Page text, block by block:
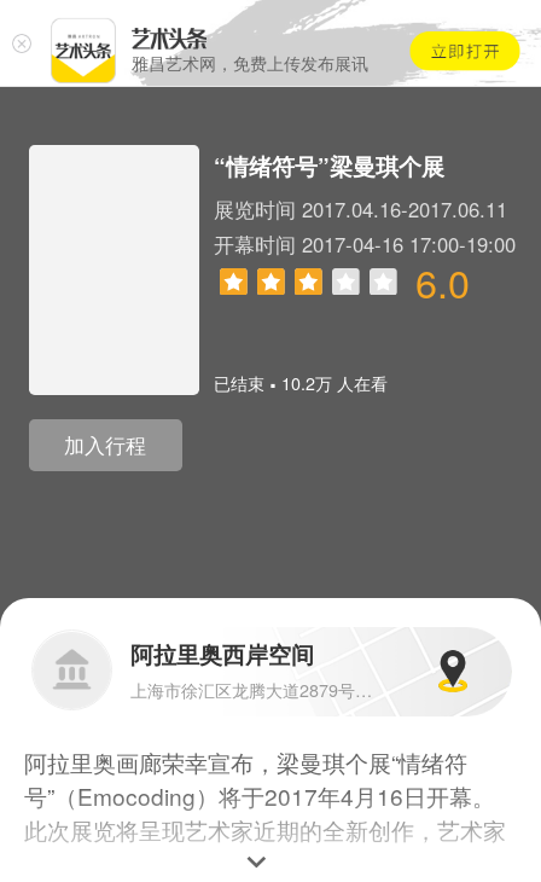
雅昌艺术网，免费上传发布展讯
“情绪符号”梁曼琪个展
展览时间 2017.04.16-2017.06.11
开幕时间 2017-04-16 17:00-19:00
6.0
已结束 . 10.2万 人在看
加入行程
阿拉里奥西岸空间
上海市徐汇区龙腾大道2879号1楼 200232
阿拉里奥画廊荣幸宣布，梁曼琪个展“情绪符
号”（Emocoding）将于2017年4月16日开幕。
此次展览将呈现艺术家近期的全新创作，艺术家
以平面绘画为主线，并通过空间装置、空间绘